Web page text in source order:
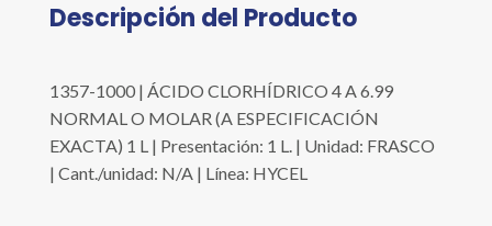
Descripción del Producto
1357-1000 | ÁCIDO CLORHÍDRICO 4 A 6.99
NORMAL O MOLAR (A ESPECIFICACIÓN
EXACTA) 1 L | Presentación: 1 L. | Unidad: FRASCO
| Cant./unidad: N/A | Línea: HYCEL